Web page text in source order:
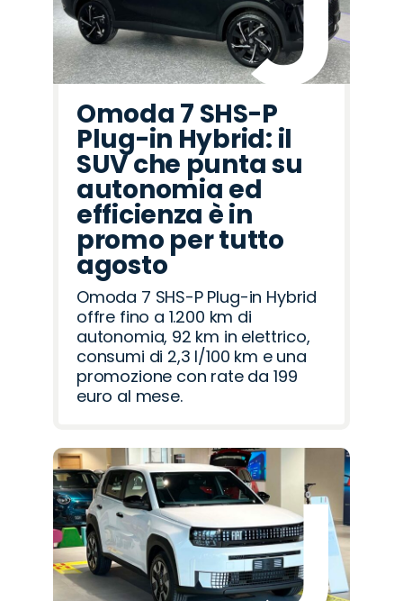
Omoda 7 SHS-P
Plug-in Hybrid: il
SUV che punta su
autonomia ed
efficienza è in
promo per tutto
agosto
Omoda 7 SHS-P Plug-in Hybrid
offre fino a 1.200 km di
autonomia, 92 km in elettrico,
consumi di 2,3 l/100 km e una
promozione con rate da 199
euro al mese.